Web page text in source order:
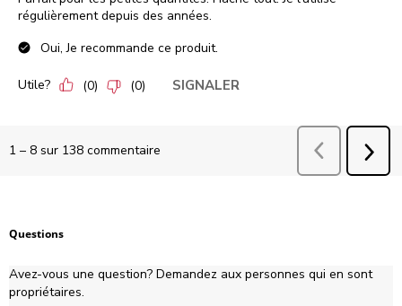
régulièrement depuis des années.
Oui, Je recommande ce produit.
Utile? (0) (0) SIGNALER
1 – 8 sur 138 commentaire Précédent
Questions
Avez-vous une question? Demandez aux personnes qui en sont
propriétaires.